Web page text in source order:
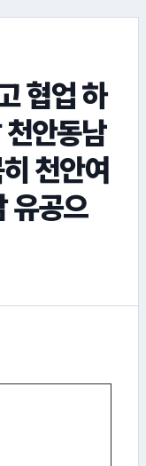
협업 하
안동남
천안여
유공으